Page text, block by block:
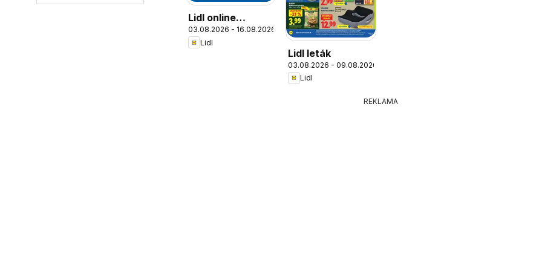
Lidl online
magazín
03.08.2026 - 16.08.2026
Lidl
Lidl leták
03.08.2026 - 09.08.2026
Lidl
REKLAMA